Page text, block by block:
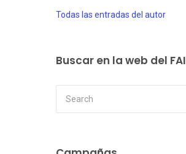
Todas las entradas del autor
Buscar en la web del FAI